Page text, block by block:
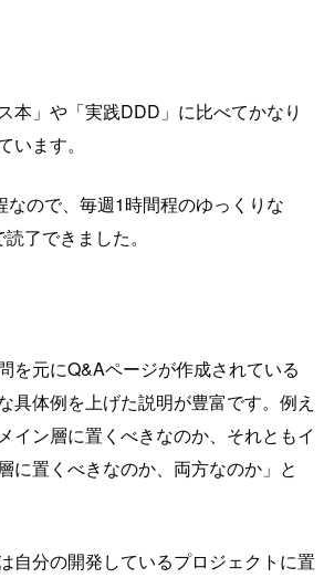
本」や「実践DDD」に比べてかなり
います。
なので、毎週1時間程のゆっくりな
了できました。
を元にQ&Aページが作成されている
具体例を上げた説明が豊富です。例え
イン層に置くべきなのか、それともイ
に置くべきなのか、両方なのか」と
自分の開発しているプロジェクトに置